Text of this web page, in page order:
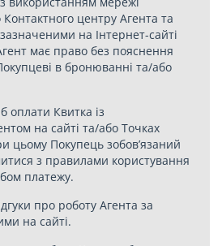
Контактного центру Агента та
на Інтернет-сайті
має право без пояснення
в бронюванні та/або
оплати Квитка із
на сайті та/або Точках
цьому Покупець зобов’язаний
з правилами користування
платежу.
про роботу Агента за
на сайті.